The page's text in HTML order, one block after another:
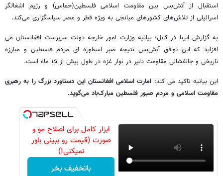
استقبال از آتش‌بس بین مقاومت اسلامی فلسطین(حماس) و رژیم اشغالگر
اسرائیلی از تلاش‌های کشورهای میانجی به ویژه قطر و مصر سپاسگزاری می‌کند.
به گزارش ایرنا در کابل؛ بیانیه وزارت امور خارجه دولت سرپرست افغانستان می
افزاید که این توافق آتش‌بس نتیجه صبر اسطوره ای مردم فلسطین و مبارزه
تاریخی و جانفشانی مقاومت دلیر در نوار غزه در طول بیش از ۱۵ ماه است.
این بیانیه تاکید می کند: امارت اسلامی افغانستان این دستاورد بزرگ را به رهبری
مقاومت اسلامی و مردم صبور فلسطین مبارک‌باد می‌گوید.
ابزار کامل برای اصلاح مو و
صورت (قیمت رو ببینی باور
نمیکنی!)
باتخفیف بخر